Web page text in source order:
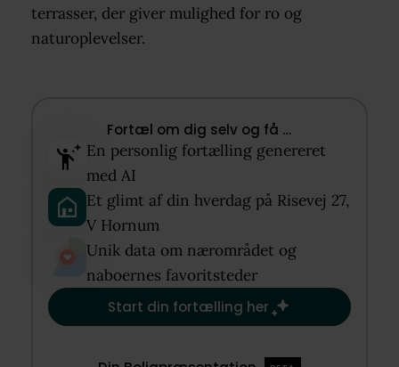
terrasser, der giver mulighed for ro og
naturoplevelser.
Fortæl om dig selv og få …​
En personlig fortælling genereret
med AI​
Et glimt af din hverdag på Risevej 27,
V Hornum​
Unik data om nærområdet og
naboernes favoritsteder​
Start din fortælling her